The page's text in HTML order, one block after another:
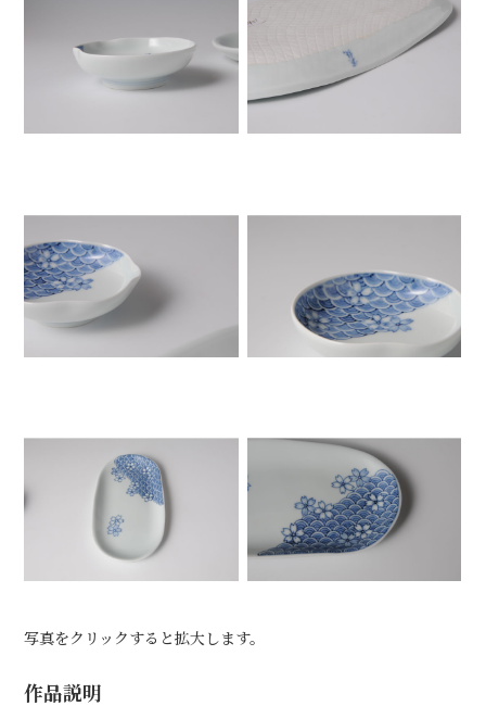
写真をクリックすると拡大します。
作品説明